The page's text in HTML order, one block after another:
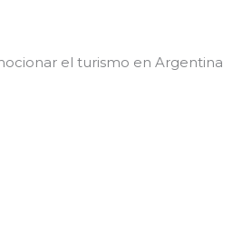
el turismo en Argentina